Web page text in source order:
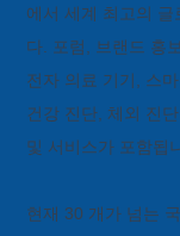
에서 세계 최고의
다. 포럼, 브랜드 홍
전자 의료 기기, 스
건강 진단, 체외 진
및 서비스가 포함됩
현재 30 개가 넘는